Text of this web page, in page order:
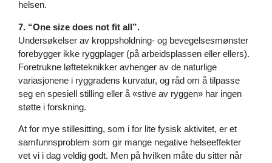
helsen.
7. “One size does not fit all”.
Undersøkelser av kroppsholdning- og bevegelsesmønster
forebygger ikke ryggplager (på arbeidsplassen eller ellers).
Foretrukne løfteteknikker avhenger av de naturlige
variasjonene i ryggradens kurvatur, og råd om å tilpasse
seg en spesiell stilling eller å «stive av ryggen» har ingen
støtte i forskning.
At for mye stillesitting, som i for lite fysisk aktivitet, er et
samfunnsproblem som gir mange negative helseeffekter
vet vi i dag veldig godt. Men på hvilken måte du sitter når